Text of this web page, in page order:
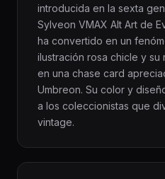
introducida en la sexta
Sylveon VMAX Alt Art de
ha convertido en un
ilustración rosa chicle y
en una chase card
Umbreon. Su color y
a los coleccionistas que
vintage.